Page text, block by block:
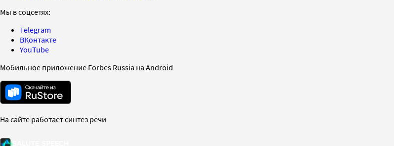
Мы в соцсетях:
Telegram
ВКонтакте
YouTube
Мобильное приложение Forbes Russia на Android
На сайте работает синтез речи